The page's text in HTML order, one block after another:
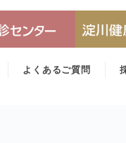
よくあるご質問